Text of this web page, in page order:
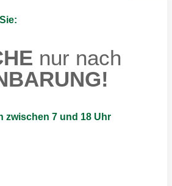
nur nach
zwischen 7 und 18 Uhr